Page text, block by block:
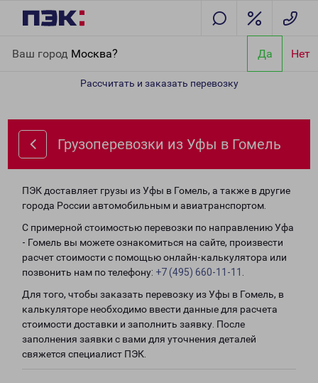
Ваш город Москва? Да Нет
Рассчитать и заказать перевозку
Грузоперевозки из Уфы в Гомель
ПЭК доставляет грузы из Уфы в Гомель, а также в другие
города России автомобильным и авиатранспортом.
С примерной стоимостью перевозки по направлению Уфа
- Гомель вы можете ознакомиться на сайте, произвести
расчет стоимости с помощью онлайн-калькулятора или
позвонить нам по телефону: +7 (495) 660-11-11
Для того, чтобы заказать перевозку из Уфы в Гомель, в
калькуляторе необходимо ввести данные для расчета
стоимости доставки и заполнить заявку. После
заполнения заявки с вами для уточнения деталей
свяжется специалист ПЭК.